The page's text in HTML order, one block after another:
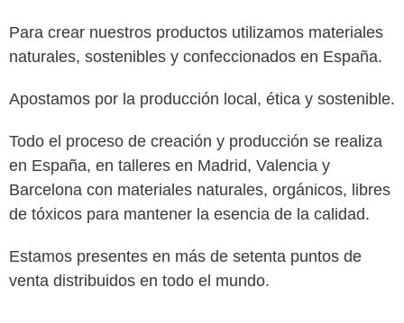
Para crear nuestros productos utilizamos materiales
naturales, sostenibles y confeccionados en España.
Apostamos por la producción local, ética y sostenible.
Todo el proceso de creación y producción se realiza
en España, en talleres en Madrid, Valencia y
Barcelona con materiales naturales, orgánicos, libres
de tóxicos para mantener la esencia de la calidad.
Estamos presentes en más de setenta puntos de
venta distribuidos en todo el mundo.